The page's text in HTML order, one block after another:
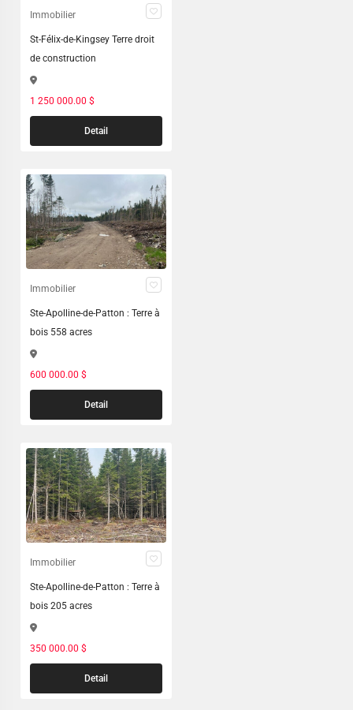
Immobilier
St-Félix-de-Kingsey Terre droit
de construction
1 250 000.00 $
Detail
Immobilier
Ste-Apolline-de-Patton : Terre à
bois 558 acres
600 000.00 $
Detail
Immobilier
Ste-Apolline-de-Patton : Terre à
bois 205 acres
350 000.00 $
Detail